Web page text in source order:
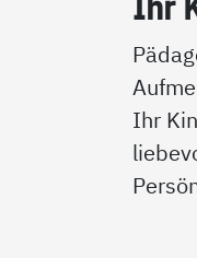
Ihr